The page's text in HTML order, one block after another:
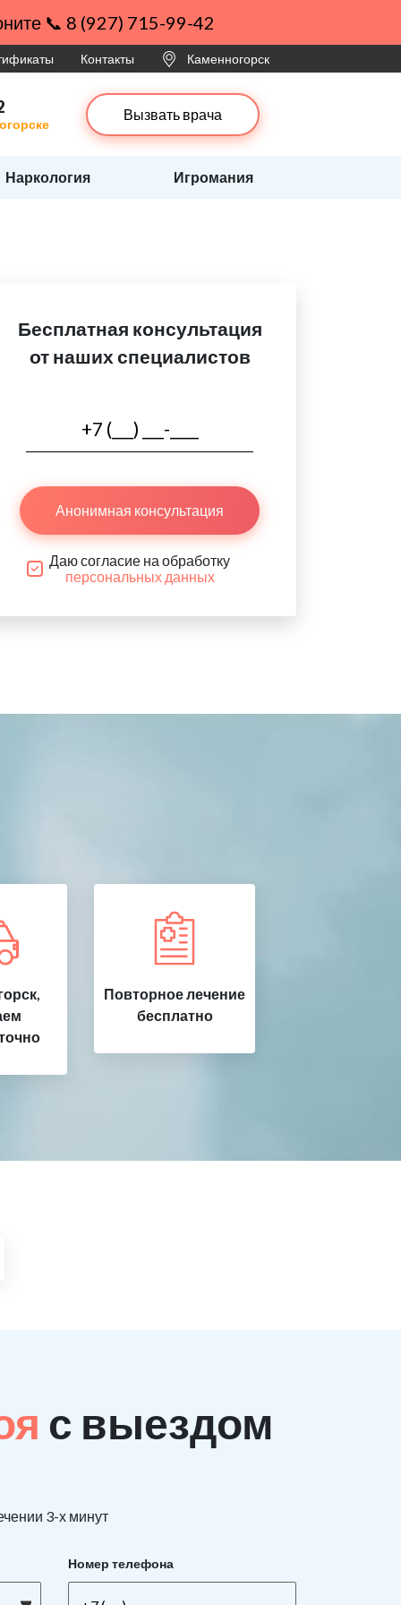
📞 8 (927) 715-99-42
Контакты Каменногорск
Вызвать врача
Наркология Игромания
Бесплатная консультация
от наших специалистов
Анонимная консультация
Даю согласие на обработку
персональных данных
Повторное лечение
бесплатно
с выездом
3-х минут
Номер телефона